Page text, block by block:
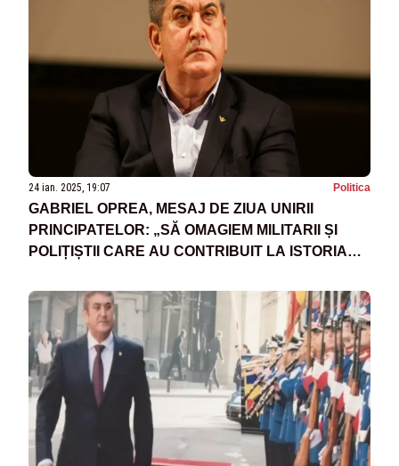
24 ian. 2025, 19:07 Politica
GABRIEL OPREA, MESAJ DE ZIUA UNIRII
PRINCIPATELOR: „SĂ OMAGIEM MILITARII ȘI
POLIȚIȘTII CARE AU CONTRIBUIT LA ISTORIA